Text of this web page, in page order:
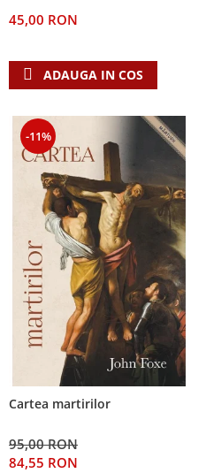
45,00 RON
ADAUGA IN COS
-11%
Cartea martirilor
95,00 RON
84,55 RON